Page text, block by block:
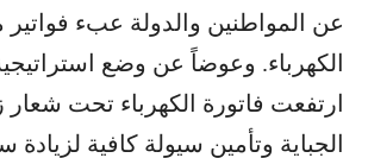
عن المواطنين والدولة عبء فواتير
الكهرباء. وعوضاً عن وضع
ارتفعت فاتورة الكهرباء تحت
الجباية وتأمين سيولة كافية لزيادة